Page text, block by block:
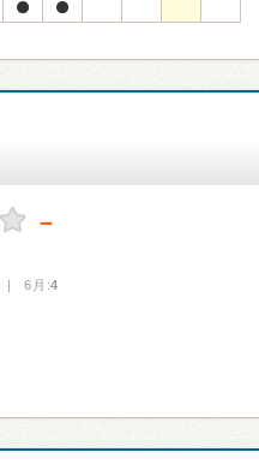
－
| 6月:4